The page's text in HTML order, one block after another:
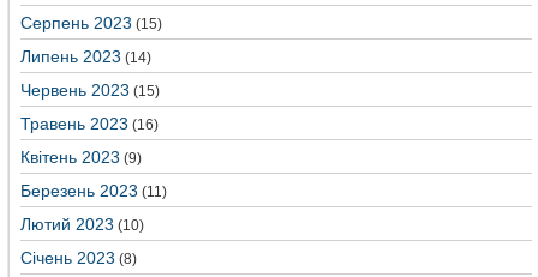
Серпень 2023 (15)
Липень 2023 (14)
Червень 2023 (15)
Травень 2023 (16)
Квітень 2023 (9)
Березень 2023 (11)
Лютий 2023 (10)
Січень 2023 (8)